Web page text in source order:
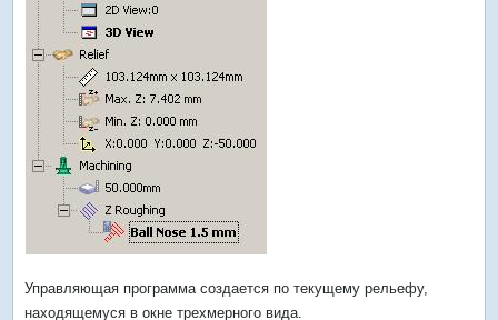
Управляющая программа создается по текущему рельефу,
находящемуся в окне трехмерного вида.